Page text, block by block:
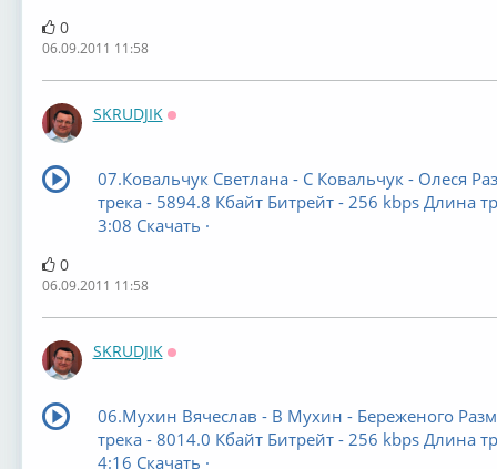
0
06.09.2011 11:58
SKRUDJIK
07.Ковальчук Светлана - С Ковальчук - Олеся
трека - 5894.8 Кбайт Битрейт - 256 kbps Длина
3:08 Скачать ·
0
06.09.2011 11:58
SKRUDJIK
06.Мухин Вячеслав - В Мухин - Береженого
трека - 8014.0 Кбайт Битрейт - 256 kbps Длина
4:16 Скачать ·